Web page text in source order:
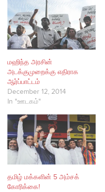
மஹிந்த அரசின்
அடக்குமுறைக்கு எதிராக
ஆர்ப்பாட்டம்
December 12, 2014
In "ஊடகம்"
தமிழ் மக்களின் 5 அம்சக்
கோரிக்கை!